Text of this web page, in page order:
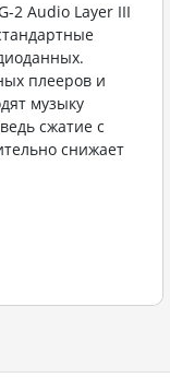
2 Audio Layer III
плееров и
музыку
сжатие с
снижает